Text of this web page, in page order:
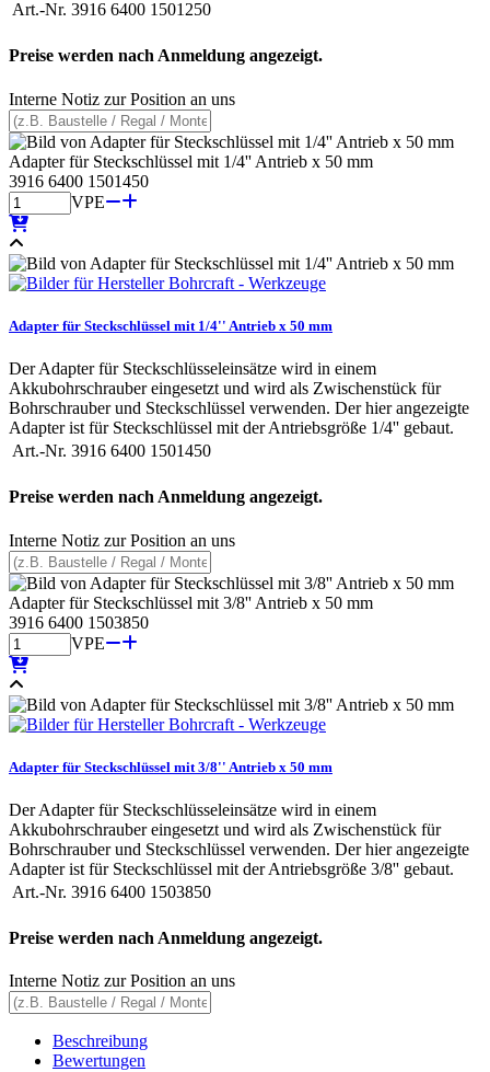
Art.-Nr. 3916 6400 1501250
Preise werden nach Anmeldung angezeigt.
Interne Notiz zur Position an uns
Adapter für Steckschlüssel mit 1/4'' Antrieb x 50 mm
3916 6400 1501450
VPE
Adapter für Steckschlüssel mit 1/4'' Antrieb x 50 mm
Der Adapter für Steckschlüsseleinsätze wird in einem
Akkubohrschrauber eingesetzt und wird als Zwischenstück für
Bohrschrauber und Steckschlüssel verwenden. Der hier angezeigte
Adapter ist für Steckschlüssel mit der Antriebsgröße 1/4'' gebaut.
Art.-Nr. 3916 6400 1501450
Preise werden nach Anmeldung angezeigt.
Interne Notiz zur Position an uns
Adapter für Steckschlüssel mit 3/8'' Antrieb x 50 mm
3916 6400 1503850
VPE
Adapter für Steckschlüssel mit 3/8'' Antrieb x 50 mm
Der Adapter für Steckschlüsseleinsätze wird in einem
Akkubohrschrauber eingesetzt und wird als Zwischenstück für
Bohrschrauber und Steckschlüssel verwenden. Der hier angezeigte
Adapter ist für Steckschlüssel mit der Antriebsgröße 3/8'' gebaut.
Art.-Nr. 3916 6400 1503850
Preise werden nach Anmeldung angezeigt.
Interne Notiz zur Position an uns
Beschreibung
Bewertungen